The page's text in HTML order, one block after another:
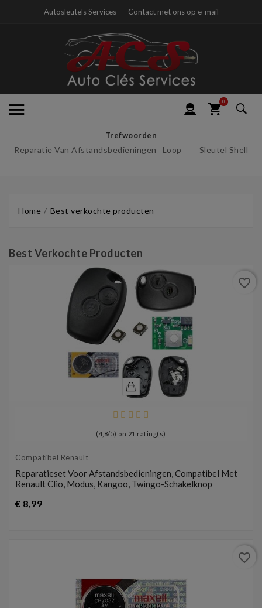
Autosleutels Services Contact met ons op e-mail
0
Trefwoorden
Reparatie Van Afstandsbedieningen Loop Sleutel Shell
Home Best verkochte producten
Best Verkochte Producten
(4,8/5) on 21 rating(s)
Compatibel Renault
Reparatieset Voor Afstandsbedieningen, Compatibel Met
Renault Clio, Modus, Kangoo, Twingo-Schakelknop
€ 8,99Prijs
favorite_border
favorite_border